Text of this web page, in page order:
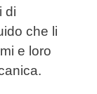
di
che li
e loro